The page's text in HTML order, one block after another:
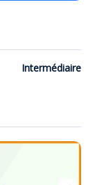
Intermédiaire